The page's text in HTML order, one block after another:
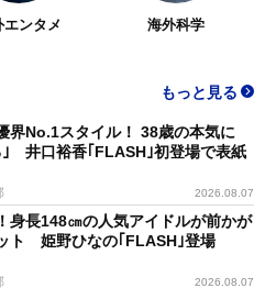
エンタメ 海外科学
もっと見る
界No.1スタイル！ 38歳の本気に
｣ 井口裕香｢FLASH｣初登場で表紙
2026.08.07
身長148㎝の人気アイドルが前かが
ト 姫野ひなの｢FLASH｣登場
2026.08.07